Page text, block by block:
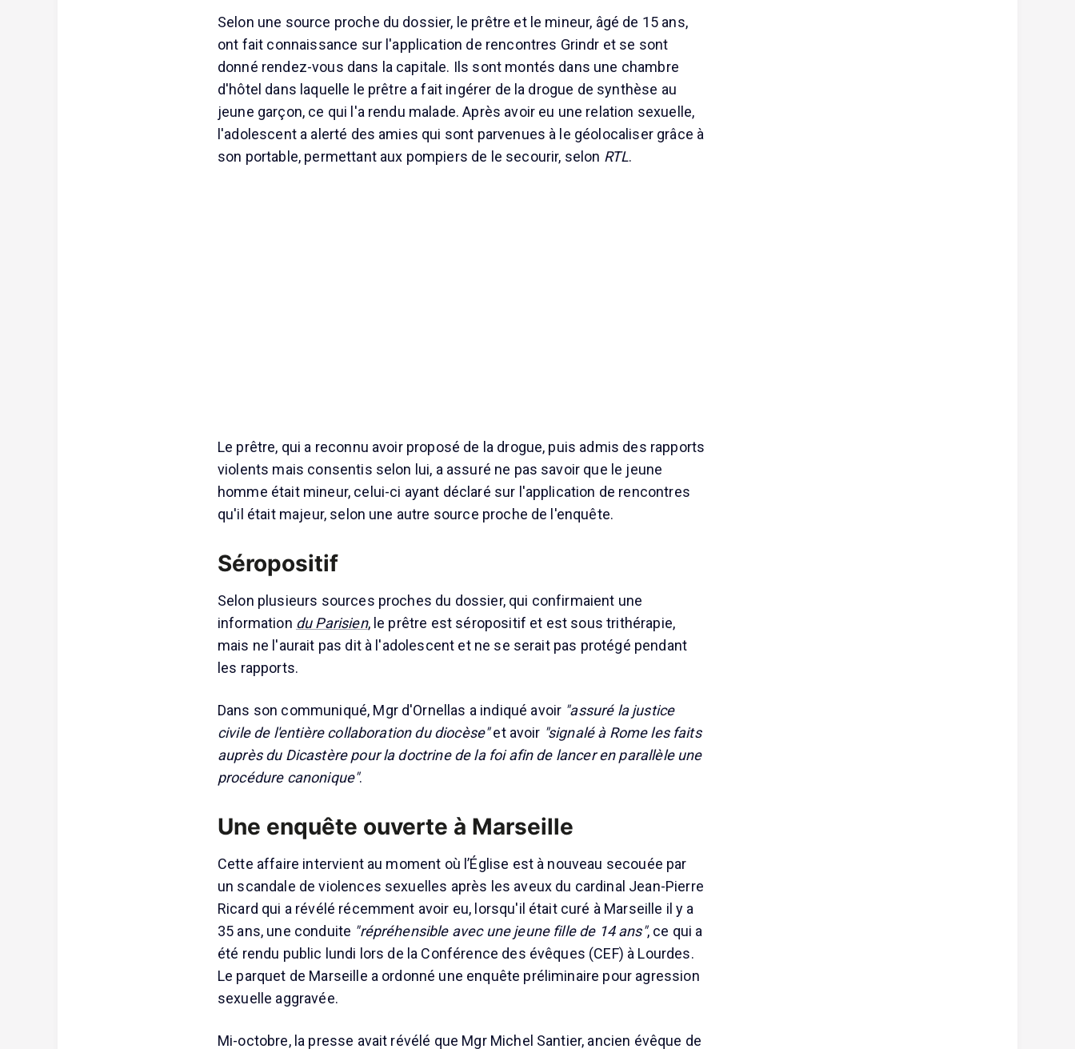
Selon une source proche du dossier, le prêtre et le mineur, âgé de 15 ans,
ont fait connaissance sur l'application de rencontres Grindr et se sont
donné rendez-vous dans la capitale. Ils sont montés dans une chambre
d'hôtel dans laquelle le prêtre a fait ingérer de la drogue de synthèse au
jeune garçon, ce qui l'a rendu malade. Après avoir eu une relation sexuelle,
l'adolescent a alerté des amies qui sont parvenues à le géolocaliser grâce à
son portable, permettant aux pompiers de le secourir, selon RTL.
Le prêtre, qui a reconnu avoir proposé de la drogue, puis admis des rapports
violents mais consentis selon lui, a assuré ne pas savoir que le jeune
homme était mineur, celui-ci ayant déclaré sur l'application de rencontres
qu'il était majeur, selon une autre source proche de l'enquête.
Séropositif
Selon plusieurs sources proches du dossier, qui confirmaient une
information du Parisien, le prêtre est séropositif et est sous trithérapie,
mais ne l'aurait pas dit à l'adolescent et ne se serait pas protégé pendant
les rapports.
Dans son communiqué, Mgr d'Ornellas a indiqué avoir "assuré la justice
civile de l'entière collaboration du diocèse"et avoir "signalé à Rome les faits
auprès du Dicastère pour la doctrine de la foi afin de lancer en parallèle une
procédure canonique".
Une enquête ouverte à Marseille
Cette affaire intervient au moment où l’Église est à nouveau secouée par
un scandale de violences sexuelles après les aveux du cardinal Jean-Pierre
Ricard qui a révélé récemment avoir eu, lorsqu'il était curé à Marseille il y a
35 ans, une conduite "répréhensible avec une jeune fille de 14 ans", ce qui a
été rendu public lundi lors de la Conférence des évêques (CEF) à Lourdes.
Le parquet de Marseille a ordonné une enquête préliminaire pour agression
sexuelle aggravée.
Mi-octobre, la presse avait révélé que Mgr Michel Santier, ancien évêque de